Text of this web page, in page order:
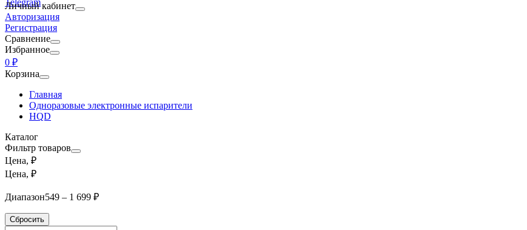
Личный кабинет
Авторизация
Регистрация
Сравнение
Избранное
0 ₽
Корзина
Главная
Одноразовые электронные испарители
HQD
Каталог
Фильтр товаров
Цена, ₽
Цена, ₽
Диапазон549 – 1 699 ₽
Сбросить